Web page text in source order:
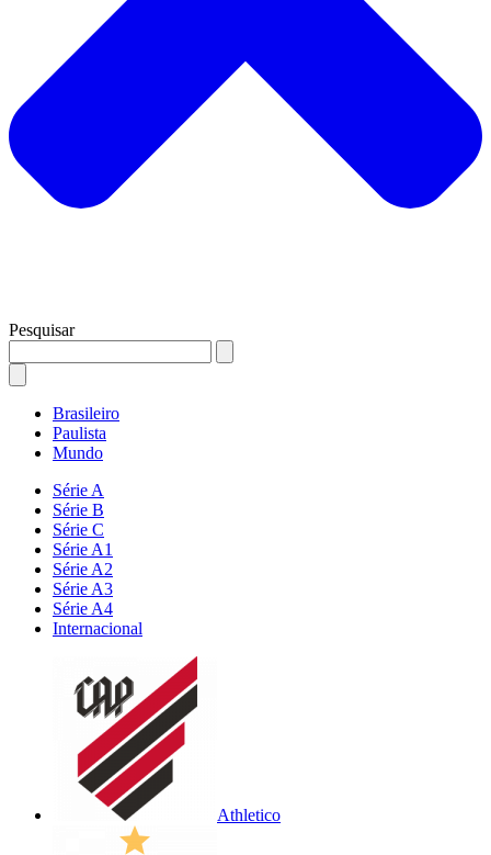
Pesquisar
Brasileiro
Paulista
Mundo
Série A
Série B
Série C
Série A1
Série A2
Série A3
Série A4
Internacional
Athletico